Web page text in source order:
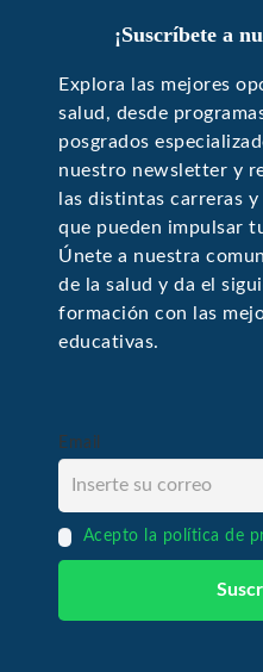
¡Suscríbete a
Explora las mejores
salud, desde
posgrados
nuestro newsletter y
las distintas carreras
que pueden impulsar
Únete a nuestra
de la salud y da el
formación con las
educativas.
Email
Acepto la política de